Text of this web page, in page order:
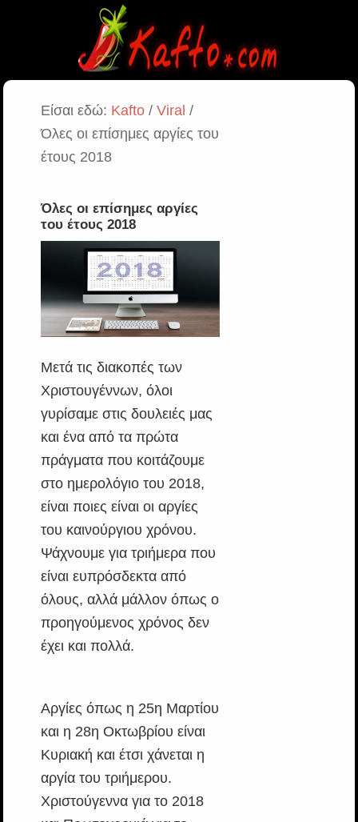
Είσαι εδώ: Kafto/ Viral /
Όλες οι επίσημες αργίες του
έτους 2018
Όλες οι επίσημες αργίες
του έτους 2018
Μετά τις διακοπές των
Χριστουγέννων, όλοι
γυρίσαμε στις δουλειές μας
και ένα από τα πρώτα
πράγματα που κοιτάζουμε
στο ημερολόγιο του 2018,
είναι ποιες είναι οι αργίες
του καινούργιου χρόνου.
Ψάχνουμε για τριήμερα που
είναι ευπρόσδεκτα από
όλους, αλλά μάλλον όπως ο
προηγούμενος χρόνος δεν
έχει και πολλά.
Αργίες όπως η 25η Μαρτίου
και η 28η Οκτωβρίου είναι
Κυριακή και έτσι χάνεται η
αργία του τριήμερου.
Χριστούγεννα για το 2018